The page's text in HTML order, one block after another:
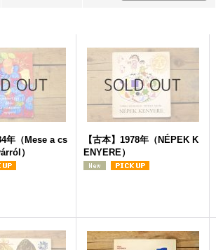
年（Mese a cs
）
【古本】1978年（NÉPEK K
ENYERE）